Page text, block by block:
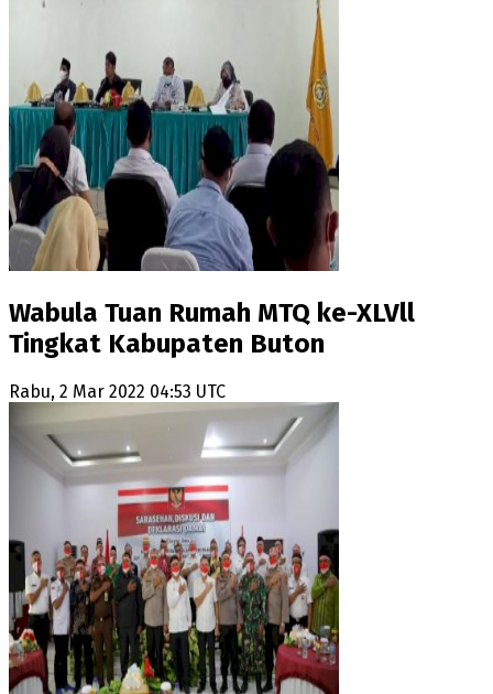
Wabula Tuan Rumah MTQ ke-XLVll
Tingkat Kabupaten Buton
Rabu, 2 Mar 2022 04:53 UTC